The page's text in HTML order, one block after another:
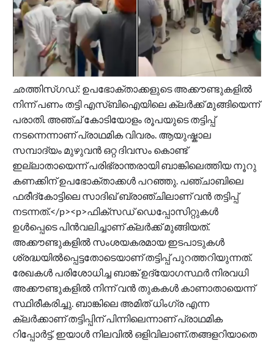
ഛത്തിസ്ഗഡ്: ഉപഭോക്താക്കളുടെ അക്കൗണ്ടുകളിൽ
നിന്ന് പണം തട്ടി എസ്ബിഐയിലെ ക്ലർക്ക് മുങ്ങിയെന്ന്
പരാതി. അഞ്ച് കോടിയോളം രൂപയുടെ തട്ടിപ്പ്
നടന്നെന്നാണ് പ്രാഥമിക വിവരം. ആയുഷ്കാല
സമ്പാദ്യം മുഴുവൻ ഒറ്റ ദിവസം കൊണ്ട്
ഇല്ലാതായെന്ന് പരിഭ്രാന്തരായി ബാങ്കിലെത്തിയ നൂറു
കണക്കിന് ഉപഭോക്താക്കൾ പറഞ്ഞു. പഞ്ചാബിലെ
ഫരീദ്‌കോട്ടിലെ സാദിഖ് ബ്രാഞ്ചിലാണ് വൻ തട്ടിപ്പ്
നടന്നത്.</p><p>ഫിക്സഡ് ഡെപ്പോസിറ്റുകൾ
ഉൾപ്പെടെ പിൻവലിച്ചാണ് ക്ലർക്ക് മുങ്ങിയത്.
അക്കൗണ്ടുകളിൽ സംശയകരമായ ഇടപാടുകൾ
ശ്രദ്ധയിൽപ്പെട്ടതോടെയാണ് തട്ടിപ്പ് പുറത്തറിയുന്നത്.
രേഖകൾ പരിശോധിച്ച ബാങ്ക് ഉദ്യോഗസ്ഥർ നിരവധി
അക്കൗണ്ടുകളിൽ നിന്ന് വൻ തുകകൾ കാണാതായെന്ന്
സ്ഥിരീകരിച്ചു. ബാങ്കിലെ അമിത് ധിംഗ്ര എന്ന
ക്ലർക്കാണ് തട്ടിപ്പിന് പിന്നിലെന്നാണ് പ്രാഥമിക
റിപ്പോർട്ട്. ഇയാൾ നിലവിൽ ഒളിവിലാണ്.തങ്ങളറിയാതെ